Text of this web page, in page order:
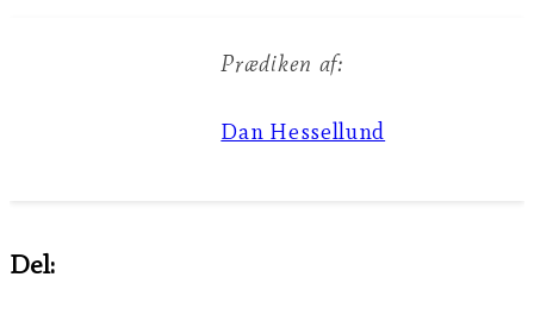
Prædiken af:
Dan Hessellund
Del: